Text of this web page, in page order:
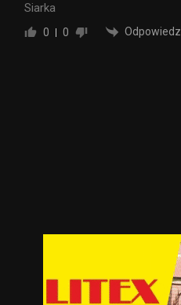
Siarka
0 0 Odpowiedz